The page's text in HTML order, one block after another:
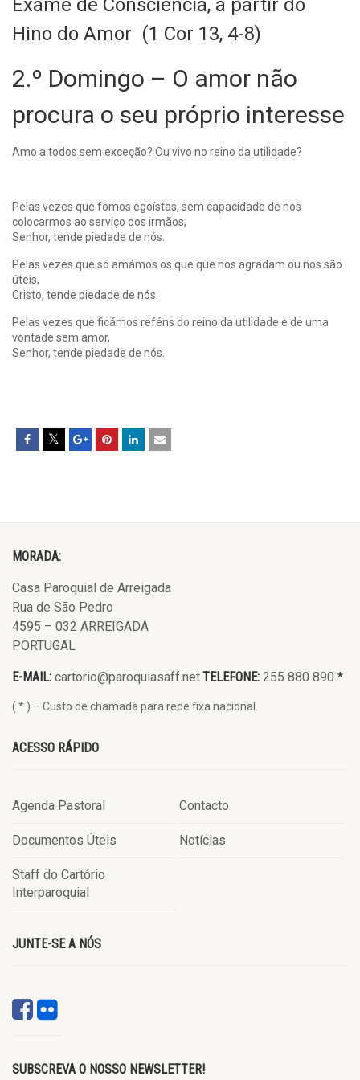
Exame de Consciência, a partir do
Hino do Amor (1 Cor 13, 4-8)
2.º Domingo – O amor não
procura o seu próprio interesse
Amo a todos sem exceção? Ou vivo no reino da utilidade?
Pelas vezes que fomos egoístas, sem capacidade de nos
colocarmos ao serviço dos irmãos,
Senhor, tende piedade de nós.
Pelas vezes que só amámos os que que nos agradam ou nos são
úteis,
Cristo, tende piedade de nós.
Pelas vezes que ficámos reféns do reino da utilidade e de uma
vontade sem amor,
Senhor, tende piedade de nós.
MORADA:
Casa Paroquial de Arreigada
Rua de São Pedro
4595 – 032 ARREIGADA
PORTUGAL
E-MAIL: cartorio@paroquiasaff.netTELEFONE: 255 880 890 *
( * ) – Custo de chamada para rede fixa nacional.
ACESSO RÁPIDO
Agenda Pastoral Contacto
Documentos Úteis Notícias
Staff do Cartório
Interparoquial
JUNTE-SE A NÓS
SUBSCREVA O NOSSO NEWSLETTER!